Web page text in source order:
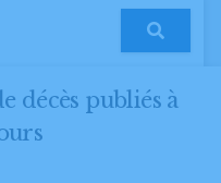
décès publiés à